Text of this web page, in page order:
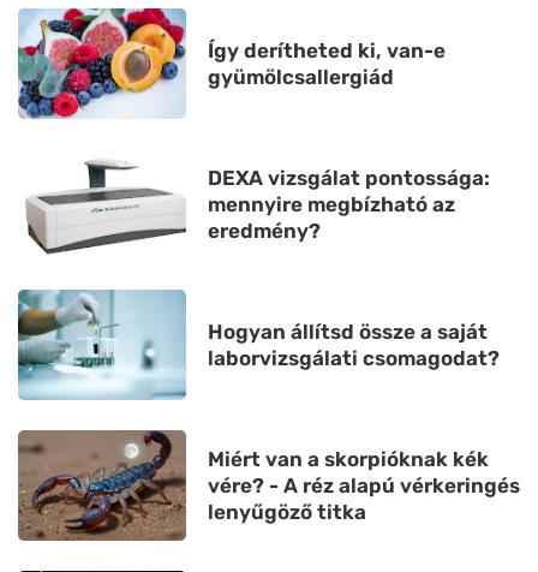
Így derítheted ki, van-e
gyümölcsallergiád
DEXA vizsgálat pontossága:
mennyire megbízható az
eredmény?
Hogyan állítsd össze a saját
laborvizsgálati csomagodat?
Miért van a skorpióknak kék
vére? - A réz alapú vérkeringés
lenyűgöző titka